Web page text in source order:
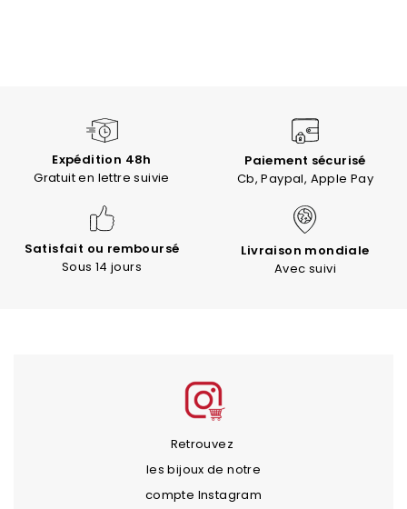
Expédition 48h
Gratuit en lettre suivie
Paiement sécurisé
Cb, Paypal, Apple Pay
Satisfait ou remboursé
Sous 14 jours
Livraison mondiale
Avec suivi
Retrouvez
les bijoux de notre
compte Instagram